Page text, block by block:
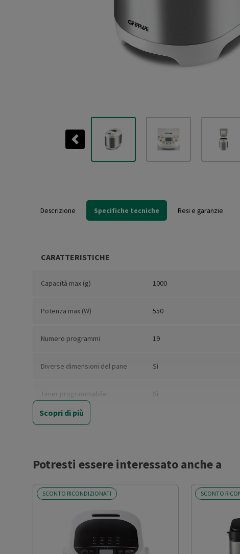
Previous
Descrizione Specifiche tecniche Resi e garanzie
CARATTERISTICHE
Capacità max (g) 1000
Potenza max (W) 550
Numero programmi 19
Diverse dimensioni del pane Sì
Timer programmabile Sì
Spegnimento automatico
calore
Funzione di cottura rapida
Funzione celiaci
Scopri di più
Potresti essere interessato anche a
SCONTO RICONDIZIONATI SCONTO